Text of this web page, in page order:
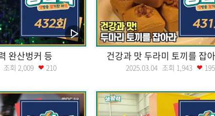
완산벙커 등
조회 2,009 210
건강과 맛 두라미 토끼를 잡
2025.03.04 조회 1,943 195